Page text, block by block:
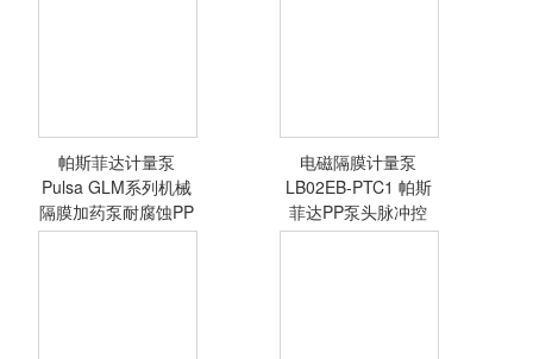
<查看详情> <查看详情>
帕斯菲达计量泵
Pulsa GLM系列机械
隔膜加药泵耐腐蚀PP
电磁隔膜计量泵
LB02EB-PTC1 帕斯
菲达PP泵头脉冲控